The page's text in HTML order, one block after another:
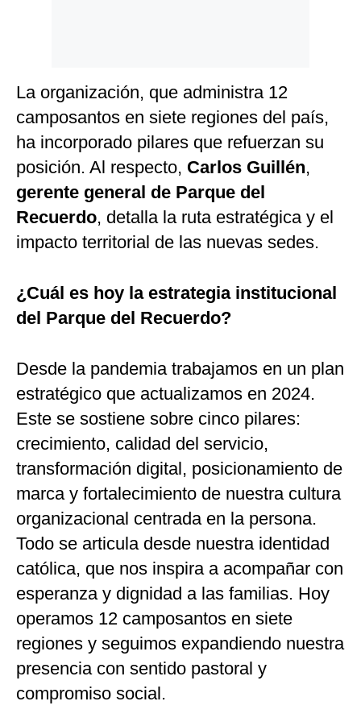
Frecuentes
La organización, que administra 12
camposantos en siete regiones del país,
ha incorporado pilares que refuerzan su
posición. Al respecto, Carlos Guillén,
gerente general de Parque del
Recuerdo, detalla la ruta estratégica y el
impacto territorial de las nuevas sedes.
¿Cuál es hoy la estrategia institucional
del Parque del Recuerdo?
Desde la pandemia trabajamos en un plan
estratégico que actualizamos en 2024.
Este se sostiene sobre cinco pilares:
crecimiento, calidad del servicio,
transformación digital, posicionamiento de
marca y fortalecimiento de nuestra cultura
organizacional centrada en la persona.
Todo se articula desde nuestra identidad
católica, que nos inspira a acompañar con
esperanza y dignidad a las familias. Hoy
operamos 12 camposantos en siete
regiones y seguimos expandiendo nuestra
presencia con sentido pastoral y
compromiso social.